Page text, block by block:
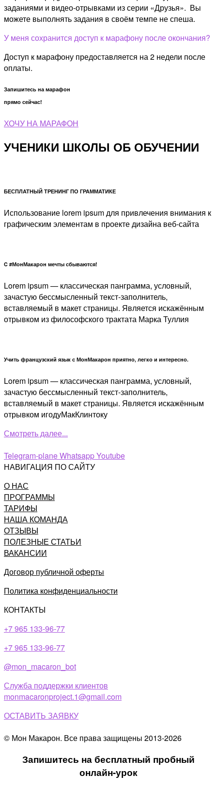
заданиями и видео-отрывками из серии «Друзья». Вы
можете выполнять задания в своём темпе не спеша.
У меня сохранится доступ к марафону после окончания?
Доступ к марафону предоставляется на 2 недели после
оплаты.
Запишитесь на марафон
прямо сейчас!
ХОЧУ НА МАРАФОН
УЧЕНИКИ ШКОЛЫ ОБ ОБУЧЕНИИ
БЕСПЛАТНЫЙ ТРЕНИНГ ПО ГРАММАТИКЕ
Использование lorem ipsum для привлечения внимания к
графическим элементам в проекте дизайна веб-сайта
C #МонМакарон мечты сбываются!
Lorem ipsum — классическая панграмма, условный,
зачастую бессмысленный текст-заполнитель,
вставляемый в макет страницы. Является искажённым
отрывком из философского трактата Марка Туллия
Учить французский язык с МонМакарон приятно, легко и интересно.
Lorem ipsum — классическая панграмма, условный,
зачастую бессмысленный текст-заполнитель,
вставляемый в макет страницы. Является искажённым
отрывком игодуМакКлинтоку
Смотреть далее...
Telegram-planeWhatsappYoutube
НАВИГАЦИЯ ПО САЙТУ
О НАС
ПРОГРАММЫ
ТАРИФЫ
НАША КОМАНДА
ОТЗЫВЫ
ПОЛЕЗНЫЕ СТАТЬИ
ВАКАНСИИ
Договор публичной оферты
Политика конфиденциальности
КОНТАКТЫ
+7 965 133-96-77
+7 965 133-96-77​
@mon_macaron_bot
Служба поддержки клиентов
monmacaronproject.1@gmail.com
ОСТАВИТЬ ЗАЯВКУ
© Мон Макарон. Все права защищены 2013-2026
Запишитесь на бесплатный пробный
онлайн-урок